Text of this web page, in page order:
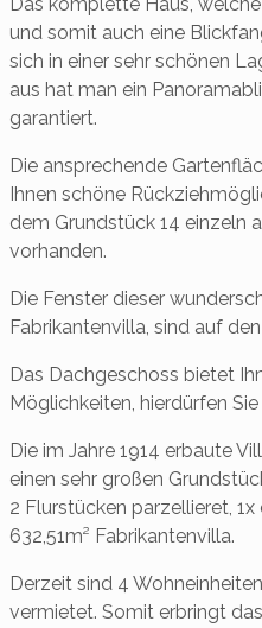
und somit auch eine
sich in einer sehr schönen
aus hat man ein
garantiert.
Die ansprechende
Ihnen schöne
dem Grundstück 14 einzeln
vorhanden.
Die Fenster dieser
Fabrikantenvilla, sind auf
Das Dachgeschoss bietet
Möglichkeiten, hierdürfen
Die im Jahre 1914 erbaute
einen sehr großen
2 Flurstücken parzellieret, 1x
632,51m² Fabrikantenvilla.
Derzeit sind 4
vermietet. Somit erbringt